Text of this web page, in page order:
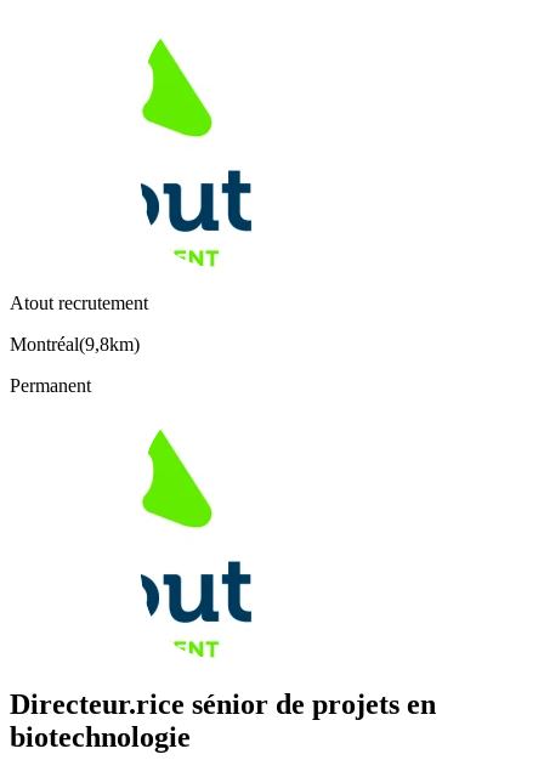
Atout recrutement
Montréal(9,8km)
Permanent
Directeur.rice sénior de projets en
biotechnologie